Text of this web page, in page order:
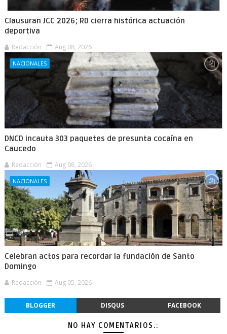
Clausuran JCC 2026; RD cierra histórica actuación
deportiva
Redacción Aug 08, 2026
NACIONALES
DNCD incauta 303 paquetes de presunta cocaína en
Caucedo
Redacción Aug 08, 2026
NACIONALES
Celebran actos para recordar la fundación de Santo
Domingo
Redacción Aug 05, 2026
BLOGGER DISQUS FACEBOOK
NO HAY COMENTARIOS.: